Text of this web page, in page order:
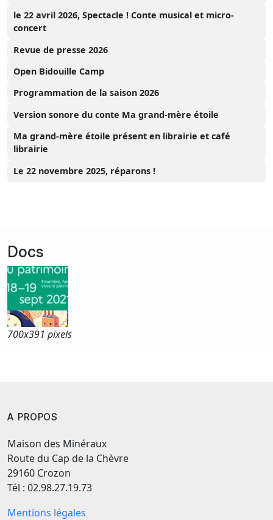
le 22 avril 2026, Spectacle ! Conte musical et micro-
concert
Revue de presse 2026
Open Bidouille Camp
Programmation de la saison 2026
Version sonore du conte Ma grand-mère étoile
Ma grand-mère étoile présent en librairie et café
librairie
Le 22 novembre 2025, réparons !
Docs
700x391 pixels
A PROPOS
Maison des Minéraux
Route du Cap de la Chèvre
29160 Crozon
Tél : 02.98.27.19.73
Mentions légales